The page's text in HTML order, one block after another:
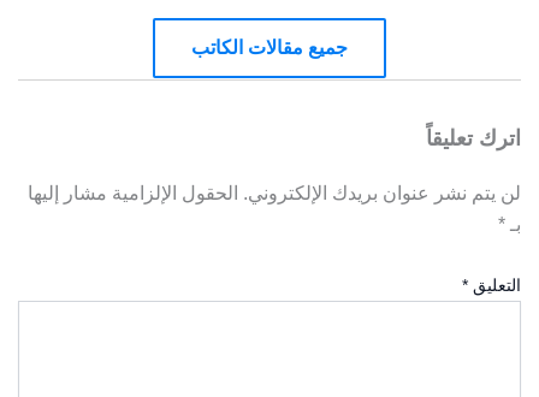
جميع مقالات الكاتب
اترك تعليقاً
لن يتم نشر عنوان بريدك الإلكتروني. الحقول الإلزامية مشار إليها
بـ *
التعليق *